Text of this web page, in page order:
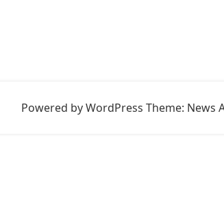
Powered by WordPress Theme: News